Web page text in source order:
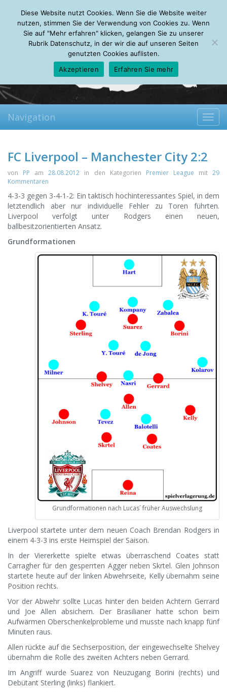
Friday, 07.08.2026
Mein Account
About Autoren Leseempfehlungen FAQ
Navigation
FC Liverpool – Manchester City 2:2
von PP am28.08.2012 in den Kategorien Premier League mit29
Kommentaren
4-3-3 gegen 3-4-1-2: Ein taktisch hochinteressantes Spiel, in dem
letztendlich aber nur individuelle Fehler zu Toren führten.
Liverpool verfolgt unter Rodgers einen neuen,
ballbesitzorientierten Ansatz.
Grundformationen
Grundformationen nach Lucas´ früher Auswechslung
Liverpool startete unter dem neuen Coach Brendan Rodgers in
einem 4-3-3 ins erste Heimspiel der Saison.
In der Viererkette spielte etwas überraschend Coates statt
Carragher für den gesperrten Agger neben Skrtel. Glen Johnson
startete heute auf der linken Abwehrseite, Kelly übernahm seine
Position rechts.
Vor der Abwehr sollte Lucas hinter den beiden Achtern Gerrard
und Joe Allen absichern. Der Brasilianer hatte schon beim
Aufwärmen Oberschenkelprobleme und musste nach knapp fünf
Minuten raus.
Allen rückte auf die Sechserposition, der eingewechselte Shelvey
übernahm die Rolle des zweiten Achters neben Gerrard.
Im Angriff wurde Suarez von Neuzugang Borini (rechts) und
Debütant Sterling (links) flankiert.
Diese Website nutzt Cookies. Wenn Sie die Website weiter
nutzen, stimmen Sie der Verwendung von Cookies zu. Wenn
Sie auf "Mehr erfahren" klicken, gelangen Sie zu unserer
Rubrik Datenschutz, in der wir die auf unseren Seiten
genutzten Cookies auflisten.
Akzeptieren
Erfahren Sie mehr